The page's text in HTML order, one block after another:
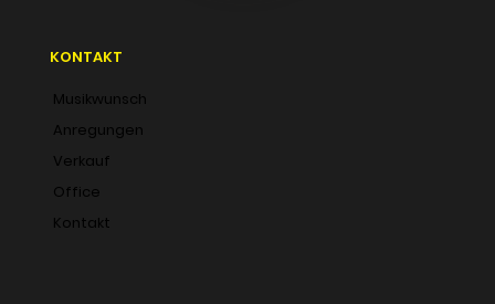
KONTAKT
Musikwunsch
Anregungen
Verkauf
Office
Kontakt